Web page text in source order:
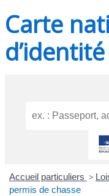
Carte
d’identité
Accueil particuliers >
permis de chasse